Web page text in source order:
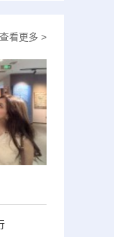
查看更多 >